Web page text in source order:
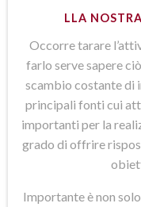
LLA
Occorre tarare
farlo serve sapere
scambio costante di
principali fonti cui
importanti per la
grado di offrire
Importante è non